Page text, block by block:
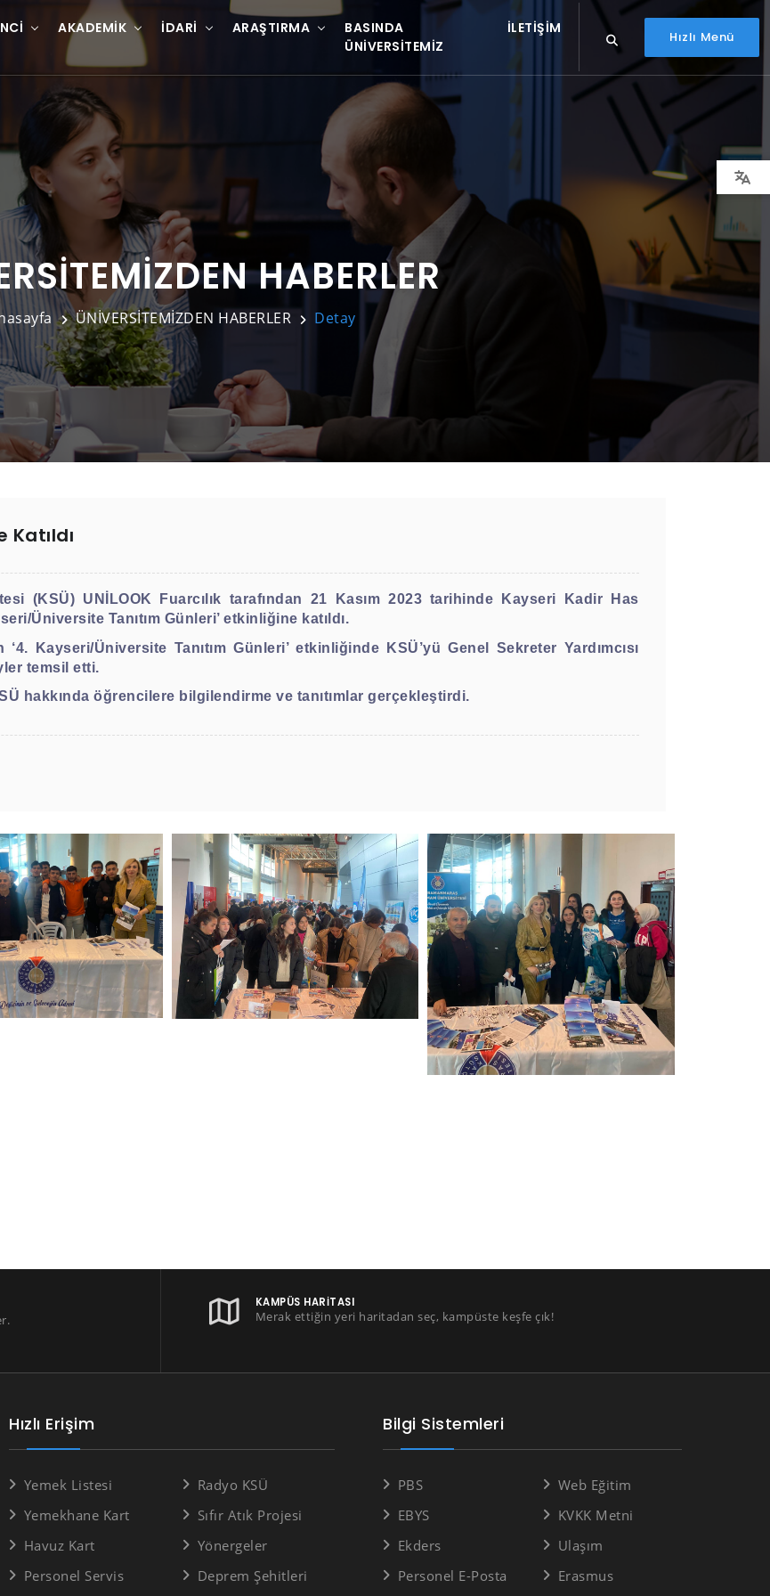
AKADEMIK İDARI ARAŞTIRMA
BASINDA
ÜNIVERSITEMIZ
İLETIŞIM
Hızlı Menü
HABERLER
ÜNİVERSİTEMİZDEN HABERLER Detay
Katıldı
(KSÜ) UNİLOOK Fuarcılık tarafından 21 Kasım 2023 tarihinde Kayseri Kadir Has
Üniversite Tanıtım Günleri’ etkinliğine katıldı.
Kayseri/Üniversite Tanıtım Günleri’ etkinliğinde KSÜ’yü Genel Sekreter Yardımcısı
temsil etti.
hakkında öğrencilere bilgilendirme ve tanıtımlar gerçekleştirdi.
KAMPÜS HARITASI
Merak ettiğin yeri haritadan seç, kampüste keşfe çık!
Hızlı Erişim
Yemek Listesi
Yemekhane Kart
Havuz Kart
Personel Servis
Radyo KSÜ
Sıfır Atık Projesi
Yönergeler
Deprem Şehitleri
Bilgi Sistemleri
PBS
EBYS
Ekders
Personel E-Posta
Web Eğitim
KVKK Metni
Ulaşım
Erasmus